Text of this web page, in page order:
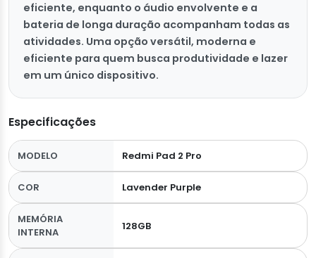
eficiente, enquanto o áudio envolvente e a
bateria de longa duração acompanham todas as
atividades. Uma opção versátil, moderna e
eficiente para quem busca produtividade e lazer
em um único dispositivo.
Especificações
MODELO Redmi Pad 2 Pro
COR Lavender Purple
MEMÓRIA
INTERNA
128GB